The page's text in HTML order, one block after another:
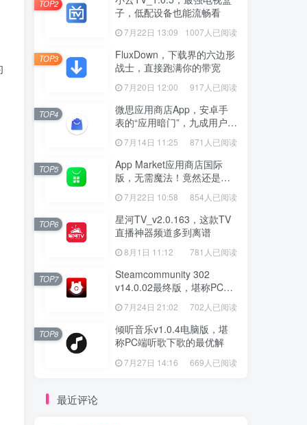
子，低配设备也能流畅看
7月22日 13:09 1007人已阅读
TOP2
FluxDown，下载界的六边形
战士，直接跑满你的带宽
7月20日 12:00 917人已阅读
TOP3
微思应用商店App，安卓手
表的“应用暗门”，九成用户还
没发现
7月14日 11:25 871人已阅读
TOP4
App Market应用商店国际
版，无需魔法！竟然还是大
厂出品？
7月22日 10:58 854人已阅读
TOP5
星河TV_v2.0.163，这款TV
直播神器频道多到离谱
8月1日 11:12 781人已阅读
TOP6
Steamcommunity 302
v14.0.02最终版，堪称PC玩
家必备的网络工具箱
7月24日 21:02 702人已阅读
TOP7
倾听音乐v1.0.4电脑版，堪
称PC端听歌下歌的最优解
7月27日 14:16 669人已阅读
TOP8
最近评论